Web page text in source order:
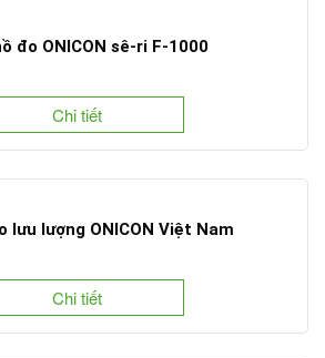
đo ONICON sê-ri F-1000
Chi tiết
lưu lượng ONICON Việt Nam
Chi tiết